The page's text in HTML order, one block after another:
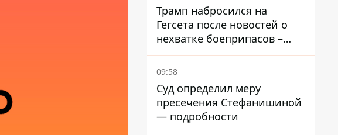
Трамп набросился на
Гегсета после новостей о
нехватке боеприпасов –
требовал объяснений
09:58
Суд определил меру
пресечения Стефанишиной
— подробности